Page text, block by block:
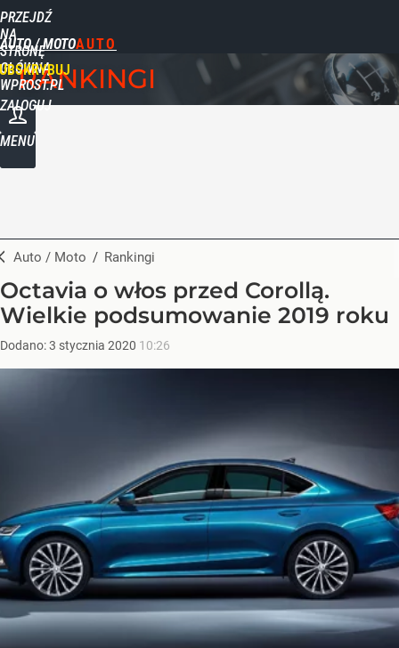
PRZEJDŹ
NA
STRONĘ
GŁÓWNĄ
WPROST.PL
AUTO / MOTO
ZALOGUJ
MENU
RANKINGI
Auto / Moto / Rankingi
Octavia o włos przed Corollą.
Wielkie podsumowanie 2019 roku
Dodano:3 stycznia 2020 10:26